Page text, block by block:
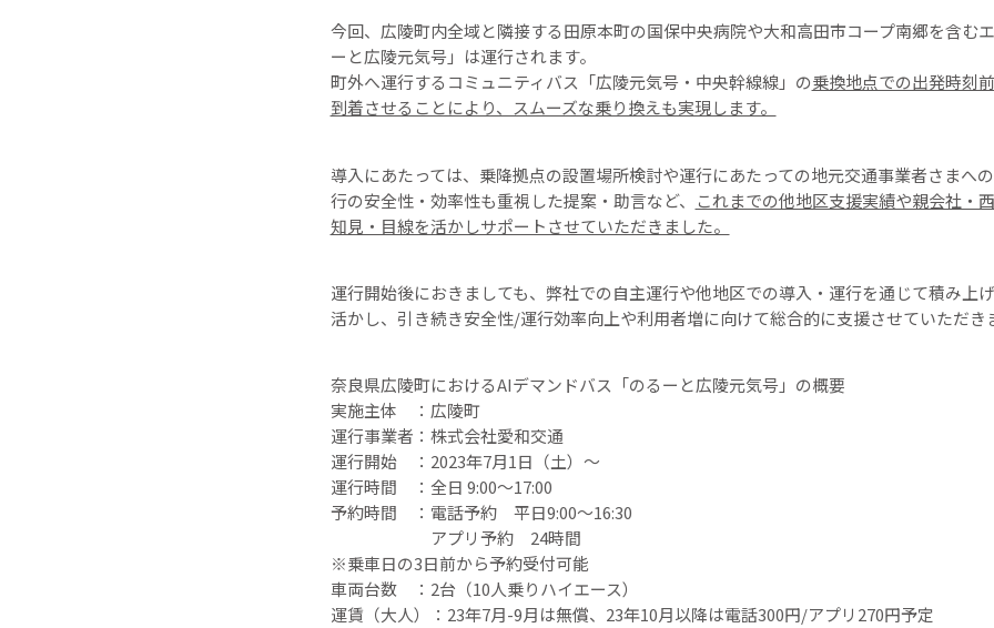
今回、広陵町内全域と隣接する田原本町の国保中央病院や大和高田市コープ南郷を含む
ーと広陵元気号」は運行されます。
町外へ運行するコミュニティバス「広陵元気号・中央幹線線」の乗換地点での出発時刻
到着させることにより、スムーズな乗り換えも実現します。
導入にあたっては、乗降拠点の設置場所検討や運行にあたっての地元交通事業者さまへ
行の安全性・効率性も重視した提案・助言など、
これまでの他地区支援実績や親会社・
知見・目線を活かしサポートさせていただきました。
運行開始後におきましても、弊社での自主運行や他地区での導入・運行を通じて積み上
活かし、引き続き安全性/運行効率向上や利用者増に向けて総合的に支援させていただき
奈良県広陵町におけるAIデマンドバス「のるーと広陵元気号」の概要
実施主体 ：広陵町
運行事業者：株式会社愛和交通
運行開始 ：2023年7月1日（土）〜
運行時間 ：全日 9:00〜17:00
予約時間 ：電話予約 平日9:00〜16:30
アプリ予約 24時間
※乗車日の3日前から予約受付可能
車両台数 ：2台（10人乗りハイエース）
運賃（大人）：23年7月-9月は無償、23年10月以降は電話300円/アプリ270円予定